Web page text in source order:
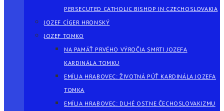
PERSECUTED CATHOLIC BISHOP IN CZECHOSLOVAKIA
JOZEF CÍGER HRONSKÝ
JOZEF TOMKO
NA PAMÄŤ PRVÉHO VÝROČIA SMRTI JOZEFA
KARDINÁLA TOMKU
EMÍLIA HRABOVEC: ŽIVOTNÁ PÚŤ KARDINÁLA JOZEFA
TOMKA
EMÍLIA HRABOVEC: DLHÉ OSTNE ČECHOSLOVAKIZMU